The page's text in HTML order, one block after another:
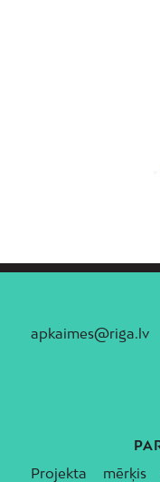
apkaimes@riga.lv
Projekta